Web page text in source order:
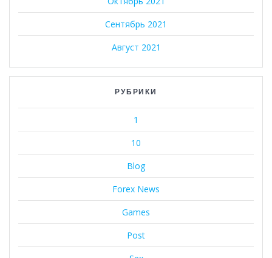
Сентябрь 2021
Август 2021
РУБРИКИ
1
10
Blog
Forex News
Games
Post